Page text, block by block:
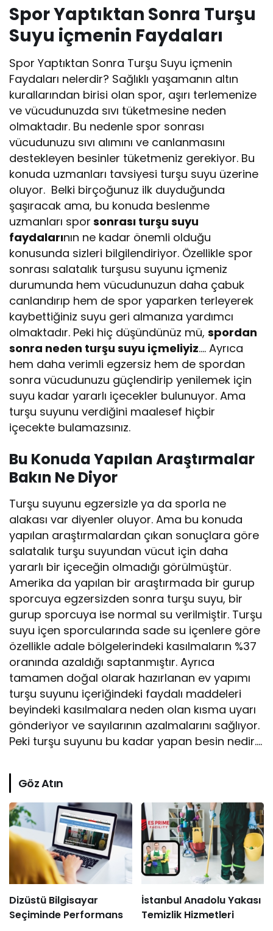
Spor Yaptıktan Sonra Turşu
Suyu içmenin Faydaları
Spor Yaptıktan Sonra Turşu Suyu içmenin
Faydaları nelerdir? Sağlıklı yaşamanın altın
kurallarından birisi olan spor, aşırı terlemenize
ve vücudunuzda sıvı tüketmesine neden
olmaktadır. Bu nedenle spor sonrası
vücudunuzu sıvı alımını ve canlanmasını
destekleyen besinler tüketmeniz gerekiyor. Bu
konuda uzmanları tavsiyesi turşu suyu üzerine
oluyor. Belki birçoğunuz ilk duyduğunda
şaşıracak ama, bu konuda beslenme
uzmanları spor sonrası turşu suyu
faydalarının ne kadar önemli olduğu
konusunda sizleri bilgilendiriyor. Özellikle spor
sonrası salatalık turşusu suyunu içmeniz
durumunda hem vücudunuzun daha çabuk
canlandırıp hem de spor yaparken terleyerek
kaybettiğiniz suyu geri almanıza yardımcı
olmaktadır. Peki hiç düşündünüz mü,spordan
sonra neden turşu suyu içmeliyiz…. Ayrıca
hem daha verimli egzersiz hem de spordan
sonra vücudunuzu güçlendirip yenilemek için
suyu kadar yararlı içecekler bulunuyor. Ama
turşu suyunu verdiğini maalesef hiçbir
içecekte bulamazsınız.
Bu Konuda Yapılan Araştırmalar
Bakın Ne Diyor
Turşu suyunu egzersizle ya da sporla ne
alakası var diyenler oluyor. Ama bu konuda
yapılan araştırmalardan çıkan sonuçlara göre
salatalık turşu suyundan vücut için daha
yararlı bir içeceğin olmadığı görülmüştür.
Amerika da yapılan bir araştırmada bir gurup
sporcuya egzersizden sonra turşu suyu, bir
gurup sporcuya ise normal su verilmiştir. Turşu
suyu içen sporcularında sade su içenlere göre
özellikle adale bölgelerindeki kasılmaların %37
oranında azaldığı saptanmıştır. Ayrıca
tamamen doğal olarak hazırlanan ev yapımı
turşu suyunu içeriğindeki faydalı maddeleri
beyindeki kasılmalara neden olan kısma uyarı
gönderiyor ve sayılarının azalmalarını sağlıyor.
Peki turşu suyunu bu kadar yapan besin nedir….
Göz Atın
Dizüstü Bilgisayar
Seçiminde Performans
İstanbul Anadolu Yakası
Temizlik Hizmetleri